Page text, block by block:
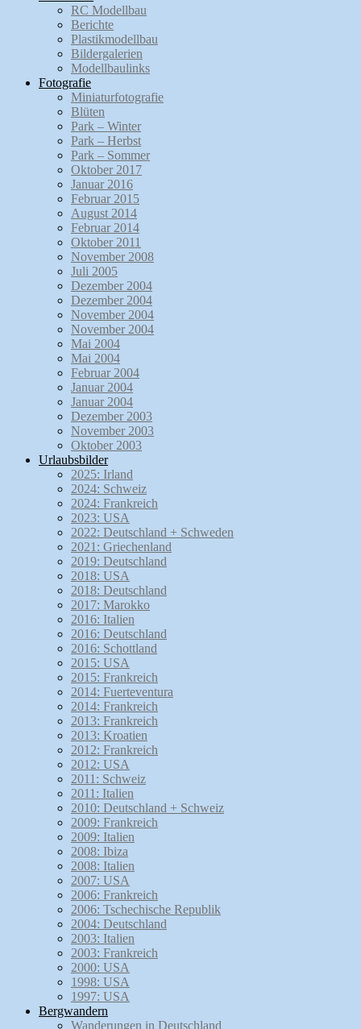
RC Modellbau
Berichte
Plastikmodellbau
Bildergalerien
Modellbaulinks
Fotografie
Miniaturfotografie
Blüten
Park – Winter
Park – Herbst
Park – Sommer
Oktober 2017
Januar 2016
Februar 2015
August 2014
Februar 2014
Oktober 2011
November 2008
Juli 2005
Dezember 2004
Dezember 2004
November 2004
November 2004
Mai 2004
Mai 2004
Februar 2004
Januar 2004
Januar 2004
Dezember 2003
November 2003
Oktober 2003
Urlaubsbilder
2025: Irland
2024: Schweiz
2024: Frankreich
2023: USA
2022: Deutschland + Schweden
2021: Griechenland
2019: Deutschland
2018: USA
2018: Deutschland
2017: Marokko
2016: Italien
2016: Deutschland
2016: Schottland
2015: USA
2015: Frankreich
2014: Fuerteventura
2014: Frankreich
2013: Frankreich
2013: Kroatien
2012: Frankreich
2012: USA
2011: Schweiz
2011: Italien
2010: Deutschland + Schweiz
2009: Frankreich
2009: Italien
2008: Ibiza
2008: Italien
2007: USA
2006: Frankreich
2006: Tschechische Republik
2004: Deutschland
2003: Italien
2003: Frankreich
2000: USA
1998: USA
1997: USA
Bergwandern
Wanderungen in Deutschland